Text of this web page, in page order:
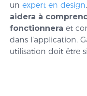
un expert en design
aidera à
fonctionnera et
dans l’application.
utilisation doit être